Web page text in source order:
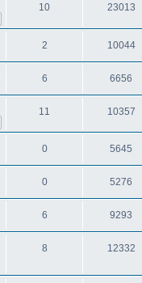
10 23013
2 10044
6 6656
11 10357
0 5645
0 5276
6 9293
8 12332